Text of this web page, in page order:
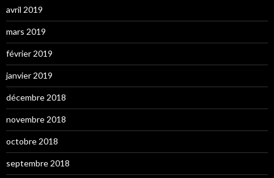
avril 2019
mars 2019
février 2019
janvier 2019
décembre 2018
novembre 2018
octobre 2018
septembre 2018